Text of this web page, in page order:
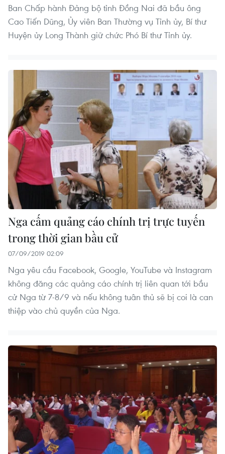
Ban Chấp hành Đảng bộ tỉnh Đồng Nai đã bầu ông
Cao Tiến Dũng, Ủy viên Ban Thường vụ Tỉnh ủy, Bí thư
Huyện ủy Long Thành giữ chức Phó Bí thư Tỉnh ủy.
Nga cấm quảng cáo chính trị trực tuyến
trong thời gian bầu cử
07/09/2019 02:09
Nga yêu cầu Facebook, Google, YouTube và Instagram
không đăng các quảng cáo chính trị liên quan tới bầu
cử Nga từ 7-8/9 và nếu không tuân thủ sẽ bị coi là can
thiệp vào chủ quyền của Nga.